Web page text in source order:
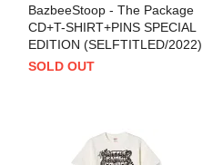
BazbeeStoop - The Package
CD+T-SHIRT+PINS SPECIAL
EDITION (SELFTITLED/2022)
SOLD OUT